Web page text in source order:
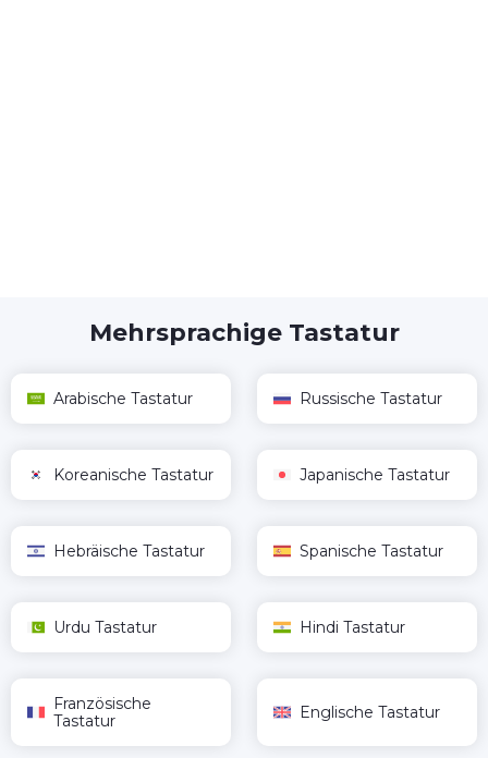
Mehrsprachige Tastatur
Arabische Tastatur Russische Tastatur
Koreanische Tastatur Japanische Tastatur
Hebräische Tastatur Spanische Tastatur
Urdu Tastatur Hindi Tastatur
Französische
Tastatur
Englische Tastatur